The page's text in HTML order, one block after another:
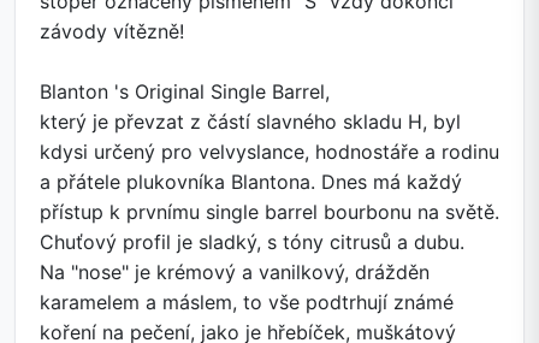
závody vítězně!
Blanton 's Original Single Barrel,
který je převzat z částí slavného skladu H, byl
kdysi určený pro velvyslance, hodnostáře a rodinu
a přátele plukovníka Blantona. Dnes má každý
přístup k prvnímu single barrel bourbonu na světě.
Chuťový profil je sladký, s tóny citrusů a dubu.
Na "nose" je krémový a vanilkový, drážděn
karamelem a máslem, to vše podtrhují známé
koření na pečení, jako je hřebíček, muškátový